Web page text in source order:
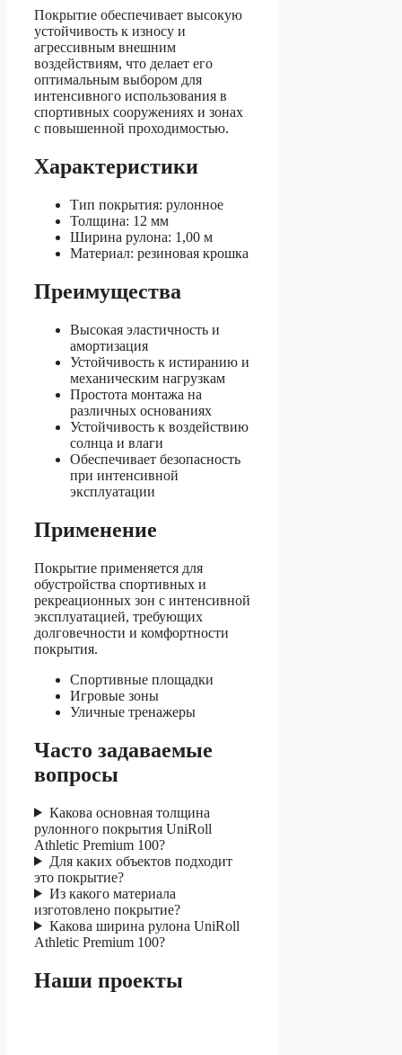
Покрытие обеспечивает высокую
устойчивость к износу и
агрессивным внешним
воздействиям, что делает его
оптимальным выбором для
интенсивного использования в
спортивных сооружениях и зонах
с повышенной проходимостью.
Характеристики
Тип покрытия: рулонное
Толщина: 12 мм
Ширина рулона: 1,00 м
Материал: резиновая крошка
Преимущества
Высокая эластичность и
амортизация
Устойчивость к истиранию и
механическим нагрузкам
Простота монтажа на
различных основаниях
Устойчивость к воздействию
солнца и влаги
Обеспечивает безопасность
при интенсивной
эксплуатации
Применение
Покрытие применяется для
обустройства спортивных и
рекреационных зон с интенсивной
эксплуатацией, требующих
долговечности и комфортности
покрытия.
Спортивные площадки
Игровые зоны
Уличные тренажеры
Часто задаваемые
вопросы
Какова основная толщина
рулонного покрытия UniRoll
Athletic Premium 100?
Для каких объектов подходит
это покрытие?
Из какого материала
изготовлено покрытие?
Какова ширина рулона UniRoll
Athletic Premium 100?
Наши проекты